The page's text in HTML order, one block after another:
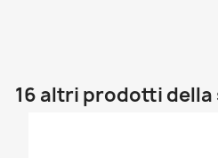
16 altri prodotti